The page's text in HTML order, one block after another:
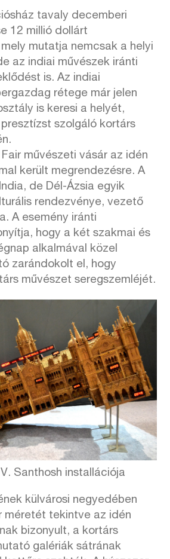
tavaly decemberi
12 millió dollárt
mutatja nemcsak a helyi
az indiai művészek iránti
is. Az indiai
rétege már jelen
is keresi a helyét,
szolgáló kortárs
művészeti vásár az idén
került megrendezésre. A
de Dél-Ázsia egyik
rendezvénye, vezető
A esemény iránti
hogy a két szakmai és
alkalmával közel
zarándokolt el, hogy
művészet seregszemléjét.
Santhosh installációja
külvárosi negyedében
méretét tekintve az idén
bizonyult, a kortárs
galériák sátrának